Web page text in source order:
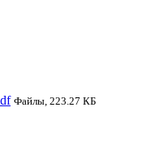
Файлы, 223.27 КБ